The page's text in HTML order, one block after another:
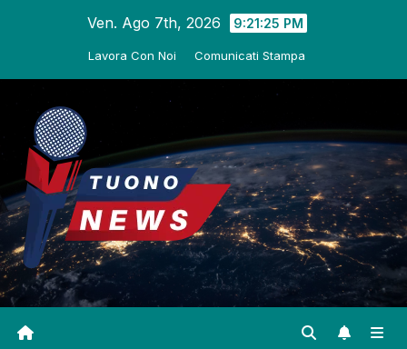
Ven. Ago 7th, 2026 9:21:26 PM
Lavora Con Noi Comunicati Stampa